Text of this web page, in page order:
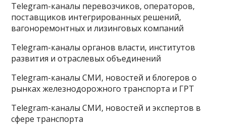
Telegram-каналы перевозчиков, операторов,
поставщиков интегрированных решений,
вагоноремонтных и лизинговых компаний
Telegram-каналы органов власти, институтов
развития и отраслевых объединений
Telegram-каналы СМИ, новостей и блогеров о
рынках железнодорожного транспорта и ГРТ
Telegram-каналы СМИ, новостей и экспертов в
сфере транспорта